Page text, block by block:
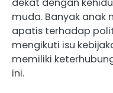
muda. Banyak anak
apatis terhadap
mengikuti isu
memiliki
ini.